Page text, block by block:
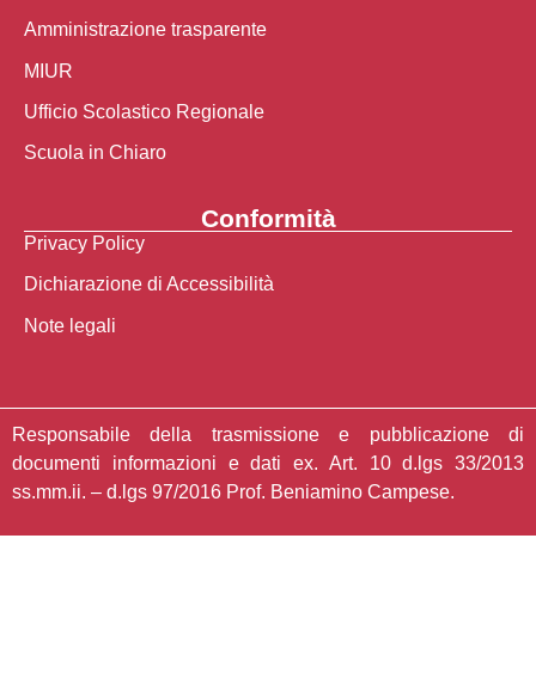
Amministrazione trasparente
MIUR
Ufficio Scolastico Regionale
Scuola in Chiaro
Conformità
Privacy Policy
Dichiarazione di Accessibilità
Note legali
Responsabile della trasmissione e pubblicazione di
documenti informazioni e dati ex. Art. 10 d.lgs 33/2013
ss.mm.ii. – d.lgs 97/2016 Prof. Beniamino Campese.